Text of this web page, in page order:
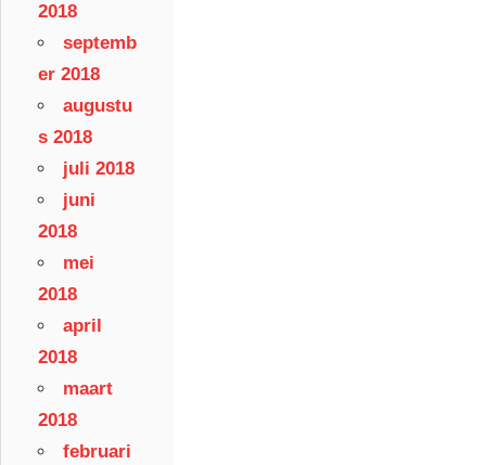
2018
septemb
er 2018
augustu
s 2018
juli 2018
juni
2018
mei
2018
april
2018
maart
2018
februari